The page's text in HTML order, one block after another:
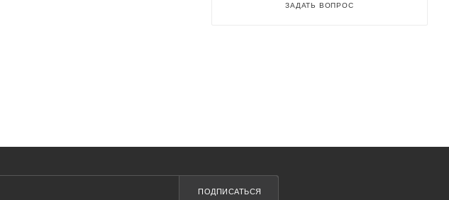
ЗАДАТЬ ВОПРОС
ПОДПИСАТЬСЯ